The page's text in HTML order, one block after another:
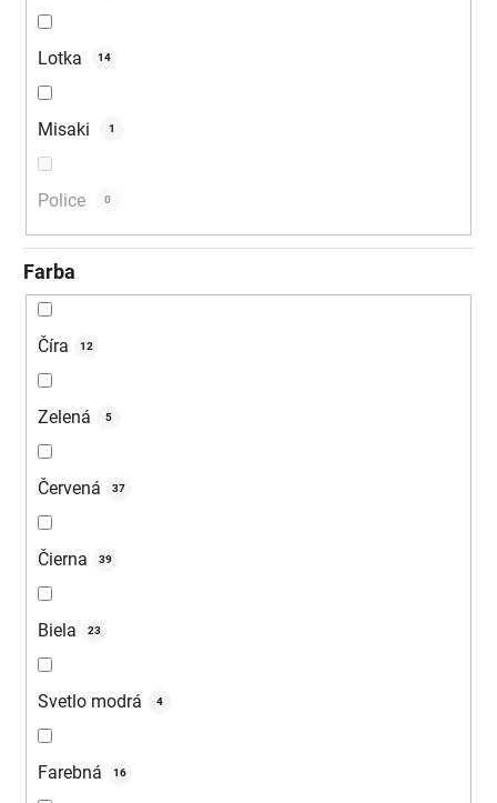
Lotka 14
Misaki 1
Police 0
Farba
Číra 12
Zelená 5
Červená 37
Čierna 39
Biela 23
Svetlo modrá 4
Farebná 16